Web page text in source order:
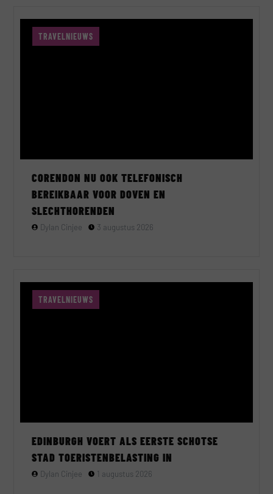
TRAVELNIEUWS
CORENDON NU OOK TELEFONISCH
BEREIKBAAR VOOR DOVEN EN
SLECHTHORENDEN
Dylan Cinjee 3 augustus 2026
TRAVELNIEUWS
EDINBURGH VOERT ALS EERSTE SCHOTSE
STAD TOERISTENBELASTING IN
Dylan Cinjee 1 augustus 2026